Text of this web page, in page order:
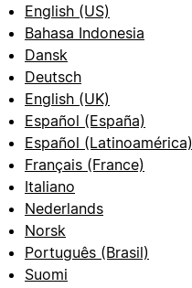
English (US)
Bahasa Indonesia
Dansk
Deutsch
English (UK)
Español (España)
Español (Latinoamérica)
Français (France)
Italiano
Nederlands
Norsk
Português (Brasil)
Suomi